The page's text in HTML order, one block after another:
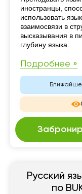
иностранцы,
использовать
взаимосвязи в
высказывания в
глубину языка.
Подробнее »
Русский
по